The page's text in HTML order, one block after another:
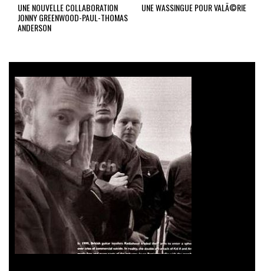
UNE NOUVELLE COLLABORATION
JONNY GREENWOOD-PAUL-THOMAS
ANDERSON
UNE WASSINGUE POUR VALÃ©RIE